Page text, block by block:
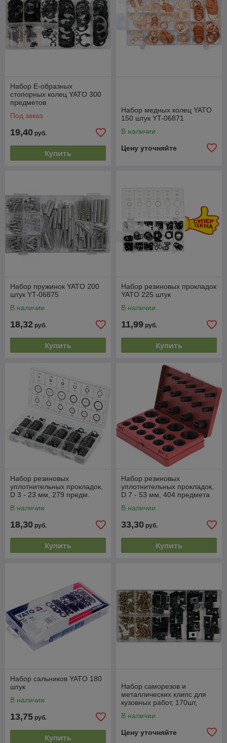
Набор Е-образных
стопорных колец YATO 300
предметов
Под заказ
19,40 руб.
Купить
Набор медных колец YATO
150 штук YT-06871
В наличии
Цену уточняйте
Набор пружинок YATO 200
штук YT-06875
В наличии
18,32 руб.
Купить
Набор резиновых прокладок
YATO 225 штук
В наличии
11,99 руб.
Купить
Набор резиновых
уплотнительных прокладок,
D 3 - 23 мм, 279 предм.
В наличии
18,30 руб.
Купить
Набор резиновых
уплотнительных прокладок,
D 7 - 53 мм, 404 предмета
В наличии
33,30 руб.
Купить
Набор сальников YATO 180
штук
В наличии
13,75 руб.
Купить
Набор саморезов и
металлических клипс для
кузовных работ, 170шт,
В наличии
Цену уточняйте